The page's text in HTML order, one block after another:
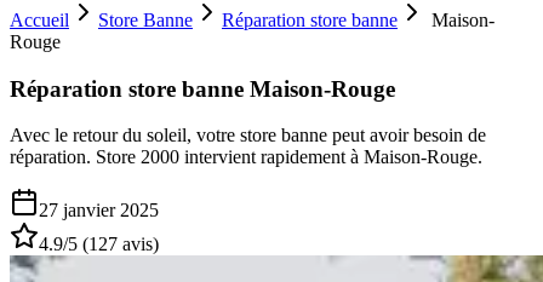
Accueil Store Banne Réparation store banne
Maison-
Rouge
Réparation store banne Maison-Rouge
Avec le retour du soleil, votre store banne peut avoir besoin de
réparation. Store 2000 intervient rapidement à Maison-Rouge.
27 janvier 2025
4.9/5 (127 avis)